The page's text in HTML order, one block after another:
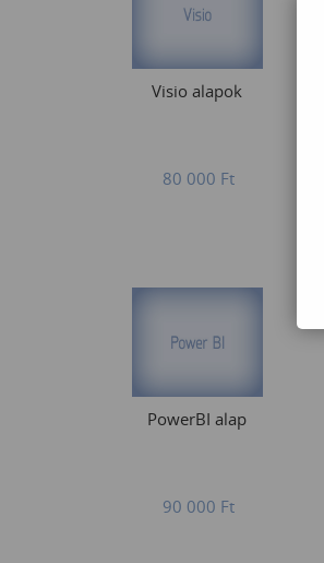
Visio alapok
80 000 Ft
PowerBI alap
90 000 Ft